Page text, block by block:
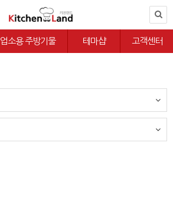
업소용 주방기물 테마샵 고객센터